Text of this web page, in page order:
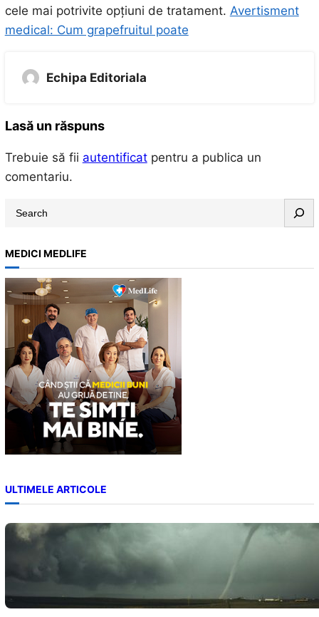
cele mai potrivite opțiuni de tratament. Avertisment
medical: Cum grapefruitul poate
Echipa Editoriala
Lasă un răspuns
Trebuie să fii autentificatpentru a publica un
comentariu.
a
r
c
h
MEDICI MEDLIFE
ULTIMELE ARTICOLE